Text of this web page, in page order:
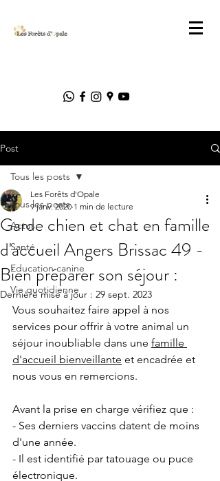
Post
Tous les posts
Actus
Santé
Education canine
Vie quotidienne
Tous les posts
Garde chien et chat en famille
d'accueil Angers Brissac 49 -
Bien préparer son séjour :
Les Forêts d'Opale
9 janv. 2020 1 min de lecture
Dernière mise à jour : 29 sept. 2023
Vous souhaitez faire appel à nos
services pour offrir à votre animal un
séjour inoubliable dans une famille
d'accueil bienveillante et encadrée et
nous vous en remercions.
Avant la prise en charge vérifiez que :
- Ses derniers vaccins datent de moins
d'une année.
- Il est identifié par tatouage ou puce
électronique.